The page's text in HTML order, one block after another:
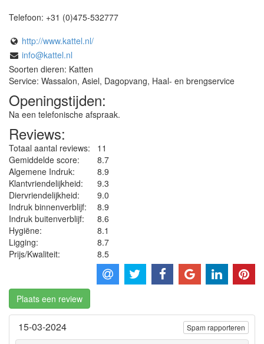
Telefoon: +31 (0)475-532777
http://www.kattel.nl/
info@kattel.nl
Soorten dieren: Katten
Service: Wassalon, Asiel, Dagopvang, Haal- en brengservice
Openingstijden:
Na een telefonische afspraak.
Reviews:
Totaal aantal reviews:
11
Gemiddelde score:
8.7
Algemene Indruk:
8.9
Klantvriendelijkheid:
9.3
Diervriendelijkheid:
9.0
Indruk binnenverblijf:
8.9
Indruk buitenverblijf:
8.6
Hygiëne‎:
8.1
Ligging:
8.7
Prijs/Kwaliteit:
8.5
Plaats een review
15-03-2024 Spam rapporteren